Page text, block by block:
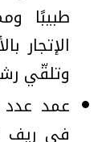
طبيبًا
الإتجار
وتلقّي
عمد عدد
في ريف